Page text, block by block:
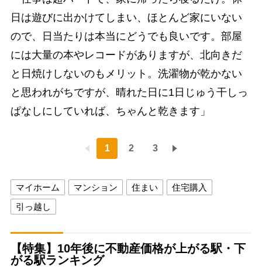
日は遊びに出かけてしまい、ほとんど家にいない
ので、日当たりは本当にどうでも良いです。部屋
には大量の本やレコードがありますが、北向きだ
と日焼けしないのもメリット。洗濯物が乾かない
と思われがちですが、晴れた日に1日じゅう干しっ
ぱなしにしていれば、ちゃんと乾きます」
1 2 3
マイホーム マンション 住まい
住宅購入
引っ越し
【特集】10年後に不動産価格が上がる駅・下
がる駅ランキング